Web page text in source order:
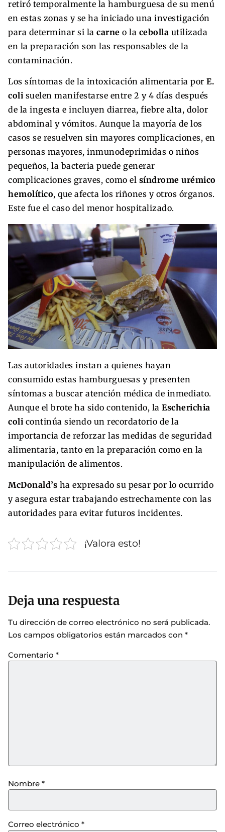
retiró temporalmente la hamburguesa de su menú
en estas zonas y se ha iniciado una investigación
para determinar si la carne o la cebolla utilizada
en la preparación son las responsables de la
contaminación.
Los síntomas de la intoxicación alimentaria por E.
coli suelen manifestarse entre 2 y 4 días después
de la ingesta e incluyen diarrea, fiebre alta, dolor
abdominal y vómitos. Aunque la mayoría de los
casos se resuelven sin mayores complicaciones, en
personas mayores, inmunodeprimidas o niños
pequeños, la bacteria puede generar
complicaciones graves, como el síndrome urémico
hemolítico, que afecta los riñones y otros órganos.
Este fue el caso del menor hospitalizado.
Las autoridades instan a quienes hayan
consumido estas hamburguesas y presenten
síntomas a buscar atención médica de inmediato.
Aunque el brote ha sido contenido, la Escherichia
coli continúa siendo un recordatorio de la
importancia de reforzar las medidas de seguridad
alimentaria, tanto en la preparación como en la
manipulación de alimentos.
McDonald’s ha expresado su pesar por lo ocurrido
y asegura estar trabajando estrechamente con las
autoridades para evitar futuros incidentes.
¡Valora esto!
Deja una respuesta
Tu dirección de correo electrónico no será publicada.
Los campos obligatorios están marcados con *
Comentario *
Nombre *
Correo electrónico *